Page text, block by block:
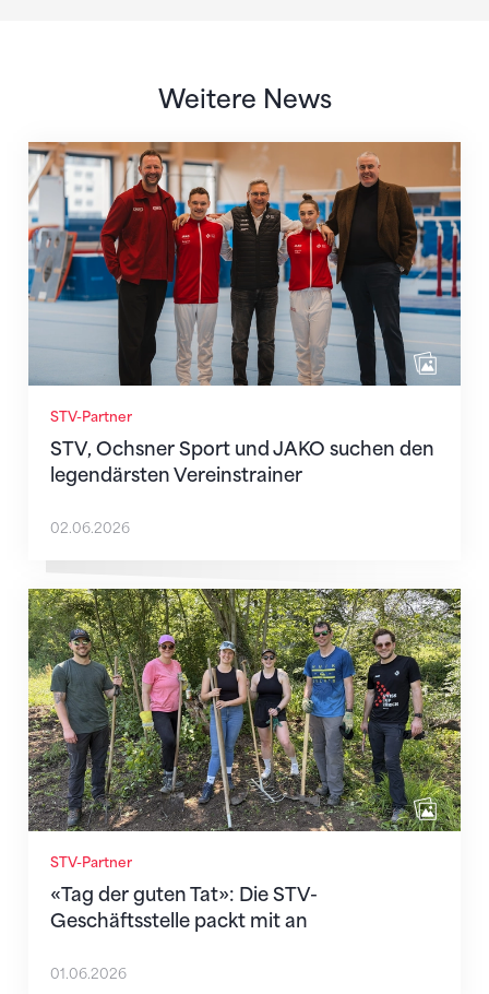
Weitere News
STV-Partner
STV, Ochsner Sport und JAKO suchen den
legendärsten Vereinstrainer
STV, Ochsner Sport und JAKO suchen den
02.06.2026
STV-Partner
«Tag der guten Tat»: Die STV-
Geschäftsstelle packt mit an
«Tag der guten Tat»: Die STV-Geschäftsstelle packt
01.06.2026